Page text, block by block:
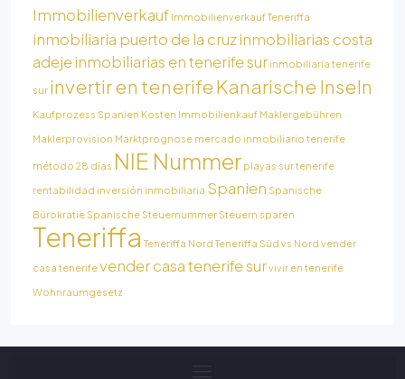
Immobilienverkauf Immobilienverkauf Teneriffa
inmobiliaria puerto de la cruzinmobiliarias costa
adejeinmobiliarias en tenerife sur inmobiliaria tenerife
sur invertir en tenerifeKanarische Inseln
Kaufprozess Spanien Kosten Immobilienkauf Maklergebühren
Maklerprovision Marktprognose mercado inmobiliario tenerife
método 28 días NIE Nummer playas sur tenerife
rentabilidad inversión inmobiliaria Spanien Spanische
Bürokratie Spanische Steuernummer Steuern sparen
Teneriffa Teneriffa Nord Teneriffa Süd vs Nord vender
casa tenerifevender casa tenerife survivir en tenerife
Wohnraumgesetz